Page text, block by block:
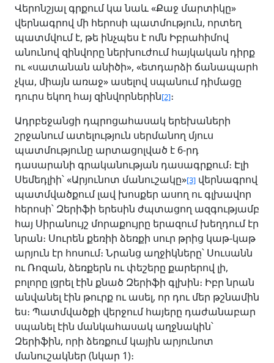
Վերոնշյալ գրքում կա նաև «Քաջ մարտիկը»
վերնագրով մի հերոսի պատմություն, որտեղ
պատմվում է, թե ինչպես է ոմն Իբրահիմով
անունով զինվորը ներխուժում հայկական դիրք
ու «սատանան անիծի», «ետդարձի ճանապարհ
չկա, միայն առաջ» ասելով սպանում դիմացը
դուրս եկող հայ զինվորներին[2]։
Ադրբեջանցի դպրոցահասակ երեխաների
շրջանում ատելություն սերմանող մյուս
պատմությունը արտացոլված է 6-րդ
դասարանի գրականության դասագրքում։ Էլի
Սեմեդլիի՝ «Արյունոտ մանուշակը»[3] վերնագրով
պատմվածքում լավ խոսքեր ասող ու գլխավոր
հերոսի՝ Զերիֆի երեսին ժպտացող ազգությամբ
հայ Սիրանույշ մորաքույրը երազում խեղդում էր
նրան։ Սուրեն քեռիի ձեռքի սուր թրից կաթ-կաթ
արյուն էր հոսում։ Նրանց աղջիկները՝ Սուսանն
ու Ռոզան, ձեռքերն ու փեշերը քարերով լի,
բոլորը լցրել էին քնած Զերիֆի գլխին։ Իբր նրան
անվանել էին թուրք ու ասել, որ դու մեր թշնամին
ես։ Պատմվածքի վերջում հայերը դաժանաբար
սպանել էին մանկահասակ աղջնակին՝
Զերիֆին, որի ձեռքում կային արյունոտ
մանուշակներ (նկար 1)։